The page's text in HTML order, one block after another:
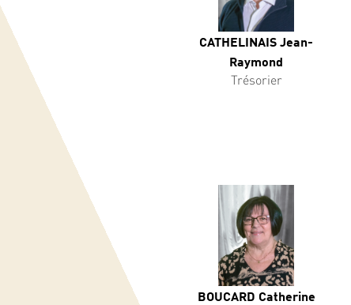
CATHELINAIS Jean-
Raymond
Trésorier
BOUCARD Catherine